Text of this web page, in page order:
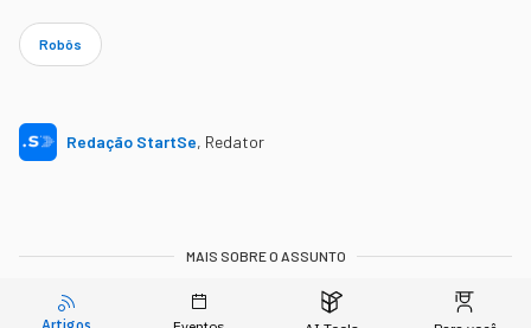
Robôs
Redação StartSe, Redator
MAIS SOBRE O ASSUNTO
Leia o próximo artigo